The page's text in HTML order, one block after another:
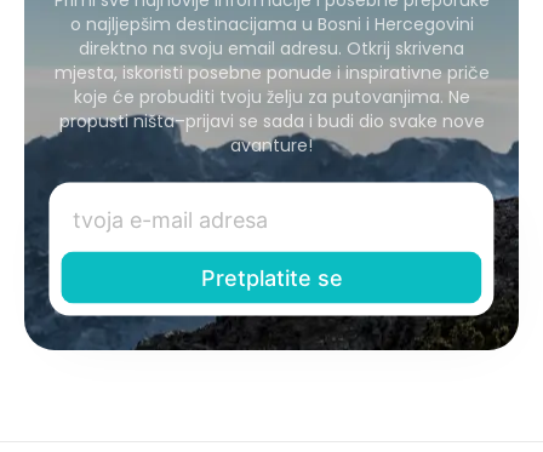
o najljepšim destinacijama u Bosni i Hercegovini
direktno na svoju email adresu. Otkrij skrivena
mjesta, iskoristi posebne ponude i inspirativne priče
koje će probuditi tvoju želju za putovanjima. Ne
propusti ništa–prijavi se sada i budi dio svake nove
avanture!